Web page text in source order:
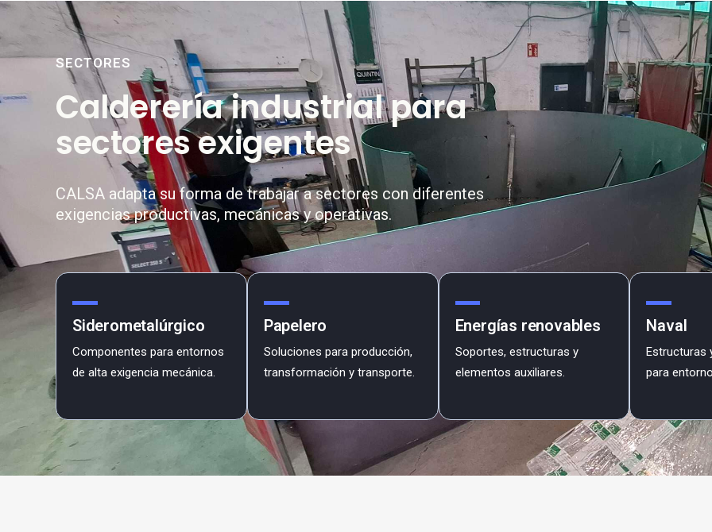
SECTORES
Calderería industrial para
sectores exigentes
CALSA adapta su forma de trabajar a sectores con diferentes
exigencias productivas, mecánicas y operativas.
Siderometalúrgico
Componentes para entornos
de alta exigencia mecánica.
Papelero
Soluciones para producción,
transformación y transporte.
Energías renovables
Soportes, estructuras y
elementos auxiliares.
Naval
Estructuras
para